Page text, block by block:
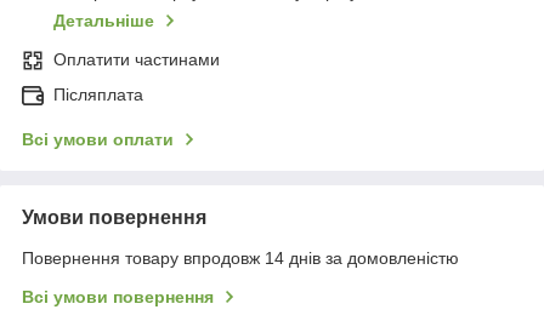
Детальніше
Оплатити частинами
Післяплата
Всі умови оплати
Умови повернення
Повернення товару впродовж 14 днів за домовленістю
Всі умови повернення